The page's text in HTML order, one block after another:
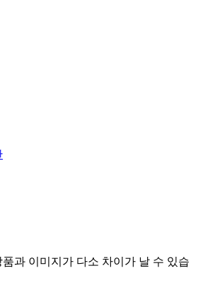
과 이미지가 다소 차이가 날 수 있습